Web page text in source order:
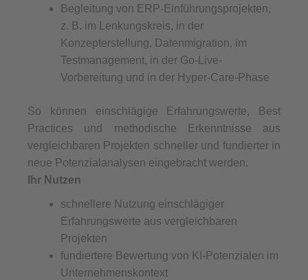
Begleitung von ERP-Einführungsprojekten,
z. B. im Lenkungskreis, in der
Konzepterstellung, Datenmigration, im
Testmanagement, in der Go-Live-
Vorbereitung und in der Hyper-Care-Phase
So können einschlägige Erfahrungswerte, Best
Practices und methodische Erkenntnisse aus
vergleichbaren Projekten schneller und fundierter in
neue Potenzialanalysen eingebracht werden.
Ihr Nutzen
schnellere Nutzung einschlägiger
Erfahrungswerte aus vergleichbaren
Projekten
fundiertere Bewertung von KI-Potenzialen im
Unternehmenskontext